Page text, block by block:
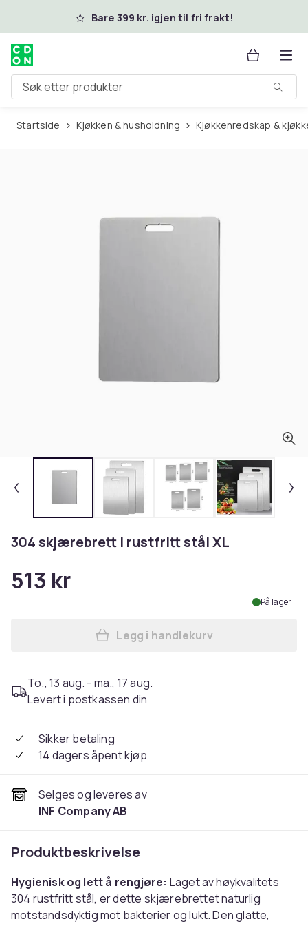
Hopp til hovedinnholdBare 399 kr. igjen til fri frakt!
Søk etter produkter
Startside Kjøkken & husholdning Kjøkkenredskap &
304 skjærebrett i rustfritt stål XL
513 kr
På lager
Legg 304 skjærebrett i
Legg i handlekurv
To., 13 aug. - ma., 17 aug.
Levert i postkassen din
Sikker betaling
14 dagers åpent kjøp
Selges og leveres av
INF Company AB
Produktbeskrivelse
Hygienisk og lett å rengjøre: Laget av høykvalitets
304 rustfritt stål, er dette skjærebrettet naturlig
motstandsdyktig mot bakterier og lukt. Den glatte,